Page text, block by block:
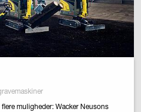
muligheder: Wacker Neusons